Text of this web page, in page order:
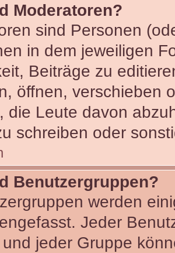
Moderatoren?
sind Personen
in dem jeweiligen
Beiträge zu
öffnen, verschieben
die Leute davon
schreiben oder
Benutzergruppen?
werden
Jeder
jeder Gruppe